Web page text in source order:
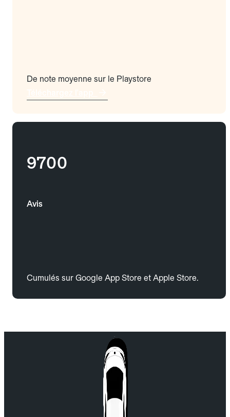
De note moyenne sur le Playstore
9700
Avis
Cumulés sur Google App Store et Apple Store.